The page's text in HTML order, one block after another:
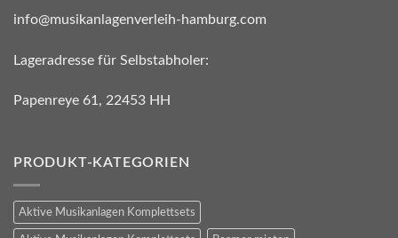
info@musikanlagenverleih-hamburg.com
Lageradresse für Selbstabholer:
Papenreye 61, 22453 HH
PRODUKT-KATEGORIEN
Aktive Musikanlagen Komplettsets